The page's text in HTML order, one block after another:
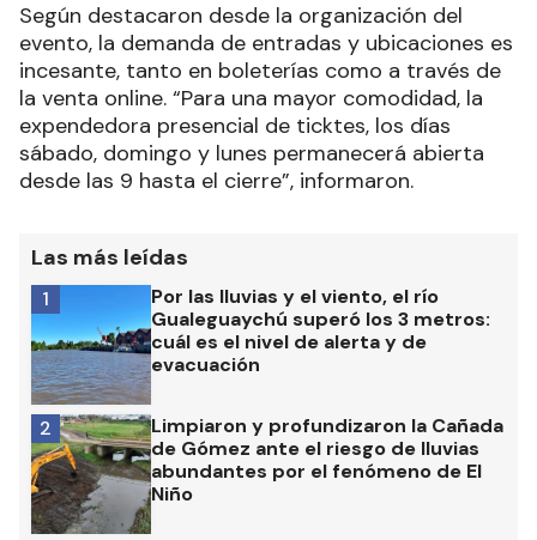
Según destacaron desde la organización del
evento, la demanda de entradas y ubicaciones es
incesante, tanto en boleterías como a través de
la venta online. “Para una mayor comodidad, la
expendedora presencial de ticktes, los días
sábado, domingo y lunes permanecerá abierta
desde las 9 hasta el cierre”, informaron.
Las más leídas
Por las lluvias y el viento, el río
Gualeguaychú superó los 3 metros:
cuál es el nivel de alerta y de
evacuación
1
Limpiaron y profundizaron la Cañada
de Gómez ante el riesgo de lluvias
abundantes por el fenómeno de El
Niño
2